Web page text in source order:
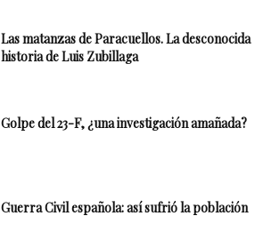
Las matanzas de Paracuellos. La desconocida
historia de Luis Zubillaga
Golpe del 23-F, ¿una investigación amañada?
Guerra Civil española: así sufrió la población